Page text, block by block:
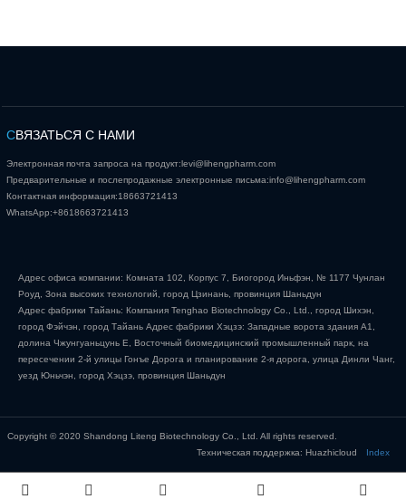
СВЯЗАТЬСЯ С НАМИ
Электронная почта запроса на продукт:levi@lihengpharm.com
Предварительные и послепродажные электронные письма:info@lihengpharm.com
Контактная информация:18663721413
WhatsApp:+8618663721413
Адрес офиса компании: Комната 102, Корпус 7, Биогород Иньфэн, № 1177 Чунлан
Роуд, Зона высоких технологий, город Цзинань, провинция Шаньдун
Адрес фабрики Тайань: Компания Tenghao Biotechnology Co., Ltd., город Шихэн,
город Фэйчэн, город Тайань Адрес фабрики Хэцзэ: Западные ворота здания А1,
долина Чжунгуаньцунь Е, Восточный биомедицинский промышленный парк, на
пересечении 2-й улицы Гонъе Дорога и планирование 2-я дорога, улица Динли Чанг,
уезд Юньчэн, город Хэцзэ, провинция Шаньдун
Copyright © 2020 Shandong Liteng Biotechnology Co., Ltd. All rights reserved.
Техническая поддержка: Huazhicloud
Index